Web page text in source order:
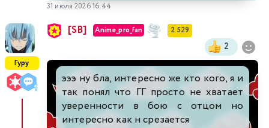
31 июля 2026 16:44
Гуру
[SB] Anime_pro_fan 2 529
2
эээ ну бла, интересно же кто кого, я и
так понял что ГГ просто не хватает
уверенности в бою с отцом но
интересно как н срезается